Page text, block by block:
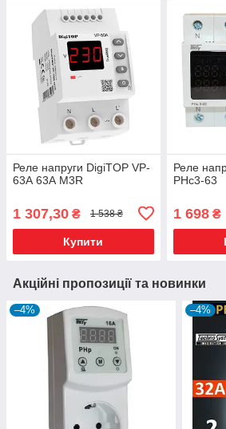
Реле напруги DigiTOP VP-
63А 63А M3R
1 307,30 ₴ 1 538 ₴
Купити
Реле
РНс3-63
1 698₴
Акційні пропозиції та новинки
–4% –4%